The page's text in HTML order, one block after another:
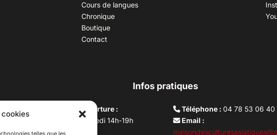
telles que les
Cours de langues
Chronique
Boutique
Contact
Infos pratiques
Horaires d’ouverture :
Du mardi au vendredi 14h-19h
Samedi 10h –17h
Téléphone :04 78 53 06 40
Email :